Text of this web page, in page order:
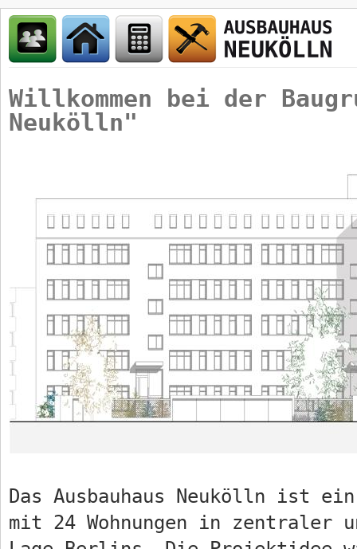
Willkommen bei der
Neukölln"
Das Ausbauhaus Neukölln ist
mit 24 Wohnungen in zentraler